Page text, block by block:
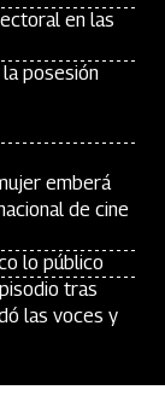
en las
posesión
emberá
de cine
lo público
tras
las voces y